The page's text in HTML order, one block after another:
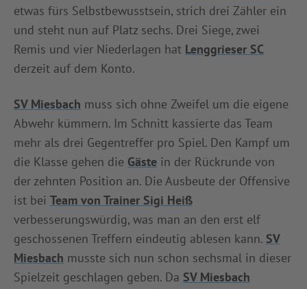
etwas fürs Selbstbewusstsein, strich drei Zähler ein
und steht nun auf Platz sechs. Drei Siege, zwei
Remis und vier Niederlagen hat Lenggrieser SC
derzeit auf dem Konto.
SV Miesbach muss sich ohne Zweifel um die eigene
Abwehr kümmern. Im Schnitt kassierte das Team
mehr als drei Gegentreffer pro Spiel. Den Kampf um
die Klasse gehen die Gäste in der Rückrunde von
der zehnten Position an. Die Ausbeute der Offensive
ist bei Team von Trainer Sigi Heiß
verbesserungswürdig, was man an den erst elf
geschossenen Treffern eindeutig ablesen kann. SV
Miesbach musste sich nun schon sechsmal in dieser
Spielzeit geschlagen geben. Da SV Miesbach